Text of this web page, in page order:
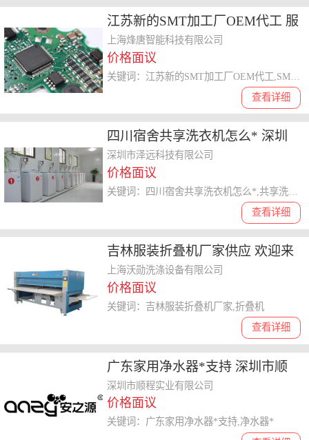
江苏新的SMT加工厂OEM代工 服
务至上 上海烽唐智能科技供应
上海烽唐智能科技有限公司
价格面议
查看详细
四川宿舍共享洗衣机怎么* 深圳
市泽远科技供应
深圳市泽远科技有限公司
价格面议
查看详细
吉林服装折叠机厂家供应 欢迎来
电 上海沃勋洗涤设备供应
上海沃勋洗涤设备有限公司
价格面议
查看详细
关键词：吉林服装折叠机厂家,折叠机
广东家用净水器*支持 深圳市顺
程实业供应
深圳市顺程实业有限公司
价格面议
关键词：广东家用净水器*支持,净水器*